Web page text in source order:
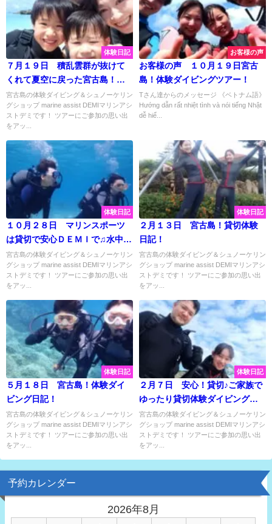
体験日記
７月１９日 積乱雲群が抜けて
くれて夏空に戻った宮古島！快
適にマリンスポーツ☆
宮古島の体験ダイビング＆シュノーケリン
グショップ marine assist DEMIマリンアシ
ストデミです！ ツアーにご参加の思い出
をアッ...
お客様の声
お客様の声 １０月１９日宮古
島！体験ダイビングツアー！
Tさん達からのメッセージ 《ベトナム語》
Hướng dẫn rất nhiệt tình và nói tiếng Nhật
dễ hiể...
体験日記
１０月２８日 マリンスポーツ
は貸切で安心ＤＥＭＩで♫水中ツ
アーをい～っぱい楽しんできま
した♡
宮古島の体験ダイビング＆シュノーケリン
グショップ marine assist DEMIマリンアシ
ストデミです！ ツアーにご参加の思い出
をアッ...
体験日記
２月１３日 宮古島！貸切体験
日記！
宮古島の体験ダイビング＆シュノーケリン
グショップ marine assist DEMIマリンアシ
ストデミです！ ツアーにご参加の思い出
をアッ...
体験日記
５月１８日 宮古島！体験ダイ
ビング日記！
宮古島の体験ダイビング＆シュノーケリン
グショップ marine assist DEMIマリンアシ
ストデミです！ ツアーにご参加の思い出
をアッ...
体験日記
２月７日 安心！貸切♪ご家族で
ゆったり貸切体験ダイビングツ
アー♫
宮古島の体験ダイビング＆シュノーケリン
グショップ marine assist DEMIマリンアシ
ストデミです！ ツアーにご参加の思い出
をアッ...
予約カレンダー
2026年8月